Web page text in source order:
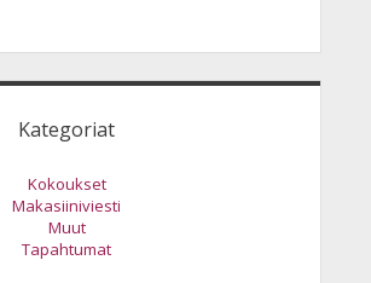
Kategoriat
Kokoukset
Makasiiniviesti
Muut
Tapahtumat